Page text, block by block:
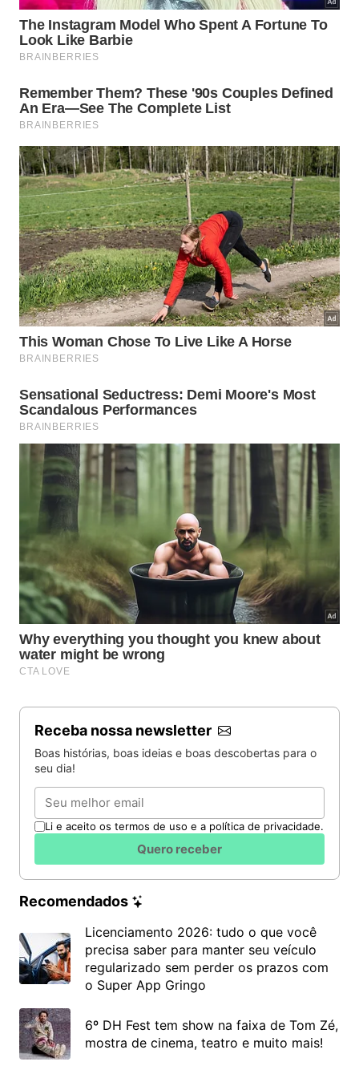
Receba nossa newsletter
Boas histórias, boas ideias e boas descobertas para o
seu dia!
Email
Li e aceito os termos de uso e a política de privacidade.
Quero receber
Recomendados
Licenciamento 2026: tudo o que você
precisa saber para manter seu veículo
regularizado sem perder os prazos com
o Super App Gringo
6º DH Fest tem show na faixa de Tom Zé,
mostra de cinema, teatro e muito mais!